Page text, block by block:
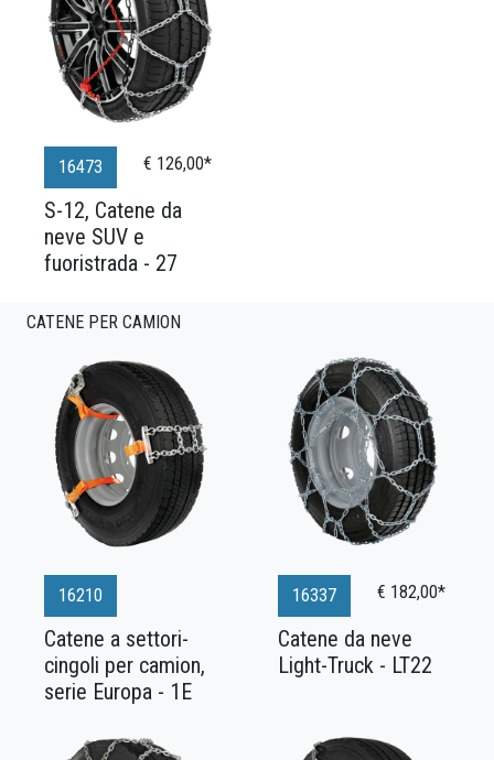
16473 € 126,00*
S-12, Catene da
neve SUV e
fuoristrada - 27
CATENE PER CAMION
16210
Catene a settori-
cingoli per camion,
serie Europa - 1E
16337 € 182,00*
Catene da neve
Light-Truck - LT22